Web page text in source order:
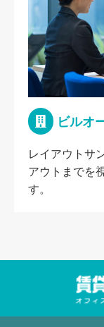
ビルオ
レイアウトサ
アウトまでを
す。